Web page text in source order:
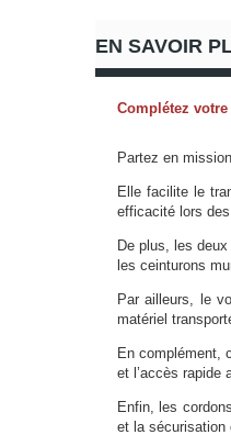
EN SAVOIR
Complétez
Partez en
Elle facilite le
efficacité lors
De plus, les
les ceinturons
Par ailleurs, le
matériel
En complément,
et l’accès rapide
Enfin, les
et la sécurisation